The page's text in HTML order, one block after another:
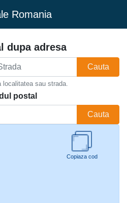
Romania
dupa adresa
Cauta
localitatea sau strada.
postal
Cauta
Copiaza cod